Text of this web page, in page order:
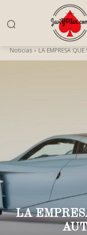
Noticias LA EMPRESA
LA